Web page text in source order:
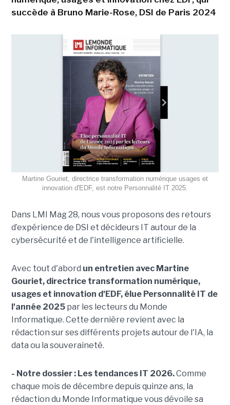
succède à Bruno Marie-Rose, DSI de Paris 2024
Martine Gouriet, directrice transformation numérique usages et
innovation d'EDF, est notre Personnalité IT 2025.
Dans LMI Mag 28, nous vous proposons des retours
d’expérience de DSI et décideurs IT autour de la
cybersécurité et de l'intelligence artificielle.
Avec tout d'abord un entretien avec Martine
Gouriet, directrice transformation numérique,
usages et innovation d'EDF, élue Personnalité IT de
l'année 2025 par les lecteurs du Monde
Informatique. Cette dernière revient avec la
rédaction sur ses différents projets autour de l'IA, la
data ou la souveraineté.
- Notre dossier : Les tendances IT 2026.Comme
chaque mois de décembre depuis quinze ans, la
rédaction du Monde Informatique vous dévoile sa